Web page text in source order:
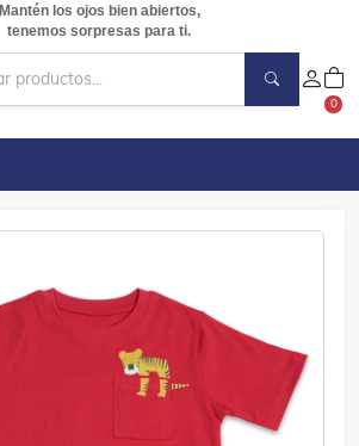
Mantén los ojos bien abiertos,
tenemos sorpresas para ti.
0